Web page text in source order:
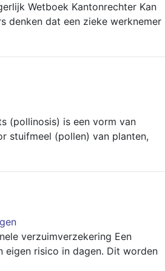
Wetboek Kantonrechter Kan
denken dat een zieke werknemer
(pollinosis) is een vorm van
stuifmeel (pollen) van planten,
verzuimverzekering Een
eigen risico in dagen. Dit worden